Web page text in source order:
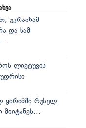
უკრაინამ
და სამ
ლიეტუვის
ყირიმში რუსულ
მიიტანეს...